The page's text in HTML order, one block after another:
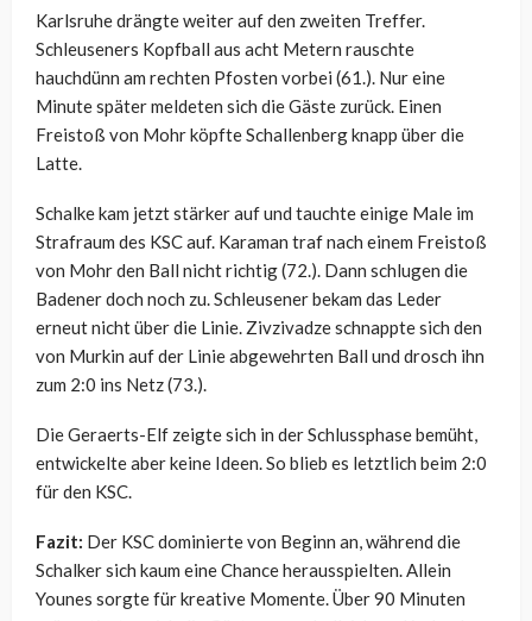
Karlsruhe drängte weiter auf den zweiten Treffer.
Schleuseners Kopfball aus acht Metern rauschte
hauchdünn am rechten Pfosten vorbei (61.). Nur eine
Minute später meldeten sich die Gäste zurück. Einen
Freistoß von Mohr köpfte Schallenberg knapp über die
Latte.
Schalke kam jetzt stärker auf und tauchte einige Male im
Strafraum des KSC auf. Karaman traf nach einem Freistoß
von Mohr den Ball nicht richtig (72.). Dann schlugen die
Badener doch noch zu. Schleusener bekam das Leder
erneut nicht über die Linie. Zivzivadze schnappte sich den
von Murkin auf der Linie abgewehrten Ball und drosch ihn
zum 2:0 ins Netz (73.).
Die Geraerts-Elf zeigte sich in der Schlussphase bemüht,
entwickelte aber keine Ideen. So blieb es letztlich beim 2:0
für den KSC.
Fazit: Der KSC dominierte von Beginn an, während die
Schalker sich kaum eine Chance herausspielten. Allein
Younes sorgte für kreative Momente. Über 90 Minuten